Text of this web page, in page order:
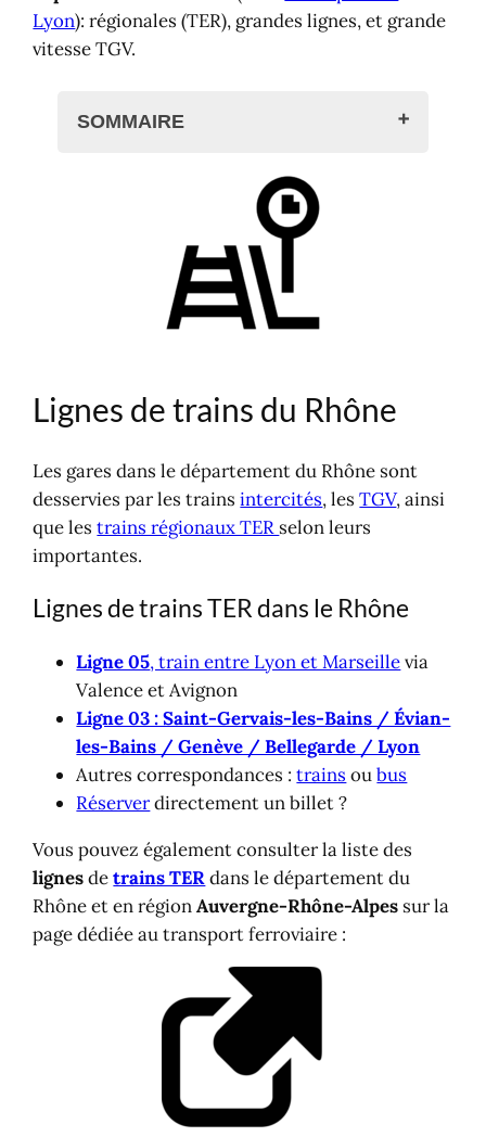
Lyon): régionales (TER), grandes lignes, et grande
vitesse TGV.
SOMMAIRE
Lignes de trains du Rhône
Lignes de trains TER dans le
Rhône
Gares de trains du Rhône
Gares de la Métropole de Lyon
Liste des gares du Rhône
Bus et gares routières
Louer une voiture ?
Gares de train en Région
Transports dans le Rhône
Lignes de trains du Rhône
Les gares dans le département du Rhône sont
desservies par les trainsintercités, lesTGV, ainsi
que lestrains régionaux TER selon leurs
importantes.
Lignes de trains TER dans le Rhône
Ligne 05, train entre Lyon et Marseillevia
Valence et Avignon
Ligne 03 : Saint-Gervais-les-Bains / Évian-
les-Bains / Genève / Bellegarde / Lyon
Autres correspondances :trains oubus
Réserverdirectement un billet ?
Vous pouvez également consulter la liste des
lignesdetrains TERdans le département du
Rhône et en régionAuvergne-Rhône-Alpes sur la
page dédiée au transport ferroviaire :